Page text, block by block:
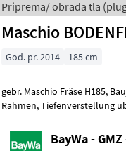
Priprema/ obrada tla
Maschio
God. pr. 2014 185 cm
gebr. Maschio Fräse H185,
Rahmen, Tiefenverstellung
BayWa -